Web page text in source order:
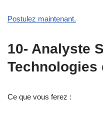
Postulez maintenant.
10- Analyste
Technologies
Ce que vous ferez :